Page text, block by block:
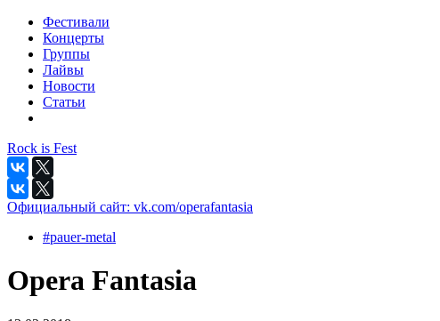
Фестивали
Концерты
Группы
Лайвы
Новости
Статьи
Rock is Fest
Официальный сайт: vk.com/operafantasia
#pauer-metal
Opera Fantasia